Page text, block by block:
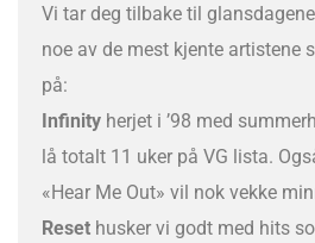
Vi tar deg tilbake til
noe av de mest kjente artistene
på:
Infinity herjet i ’98 med
lå totalt 11 uker på VG lista.
«Hear Me Out» vil nok vekke
Reset husker vi godt med hits